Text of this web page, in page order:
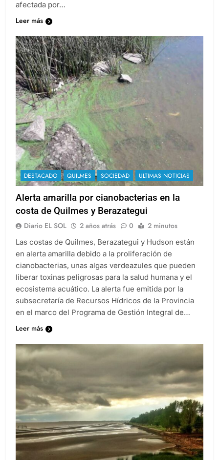
afectada por…
Leer más
DESTACADO QUILMES SOCIEDAD ULTIMAS NOTICIAS
Alerta amarilla por cianobacterias en la
costa de Quilmes y Berazategui
Diario EL SOL 2 años atrás 0 2 minutos
Las costas de Quilmes, Berazategui y Hudson están
en alerta amarilla debido a la proliferación de
cianobacterias, unas algas verdeazules que pueden
liberar toxinas peligrosas para la salud humana y el
ecosistema acuático. La alerta fue emitida por la
subsecretaría de Recursos Hídricos de la Provincia
en el marco del Programa de Gestión Integral de…
Leer más